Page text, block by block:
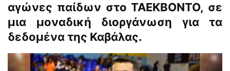
αγώνες παίδων στο ΤΑΕΚΒΟΝΤΟ, σε
μια μοναδική διοργάνωση για τα
δεδομένα της Καβάλας.